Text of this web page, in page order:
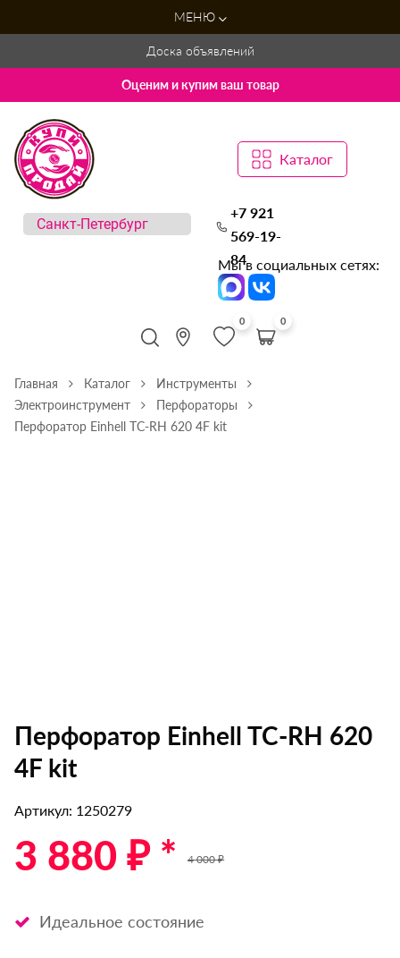
МЕНЮ
Доска объявлений
Оценим и купим ваш товар
Каталог
+7 921
569-19-
84
Мы в социальных сетях:
0 0
Главная Каталог
Инструменты
Электроинструмент
Перфораторы
Перфоратор Einhell TC-RH 620 4F kit
Перфоратор Einhell TC-RH 620
4F kit
Артикул: 1250279
3 880 ₽ * 4 000 ₽
Идеальное состояние